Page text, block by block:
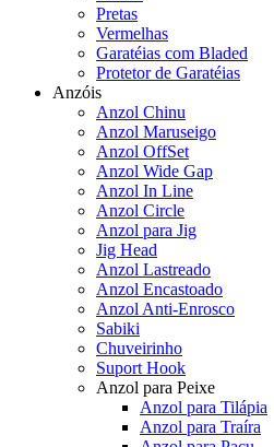
Pretas
Vermelhas
Garatéias com Bladed
Protetor de Garatéias
Anzóis
Anzol Chinu
Anzol Maruseigo
Anzol OffSet
Anzol Wide Gap
Anzol In Line
Anzol Circle
Anzol para Jig
Jig Head
Anzol Lastreado
Anzol Encastoado
Anzol Anti-Enrosco
Sabiki
Chuveirinho
Suport Hook
Anzol para Peixe
Anzol para Tilápia
Anzol para Traíra